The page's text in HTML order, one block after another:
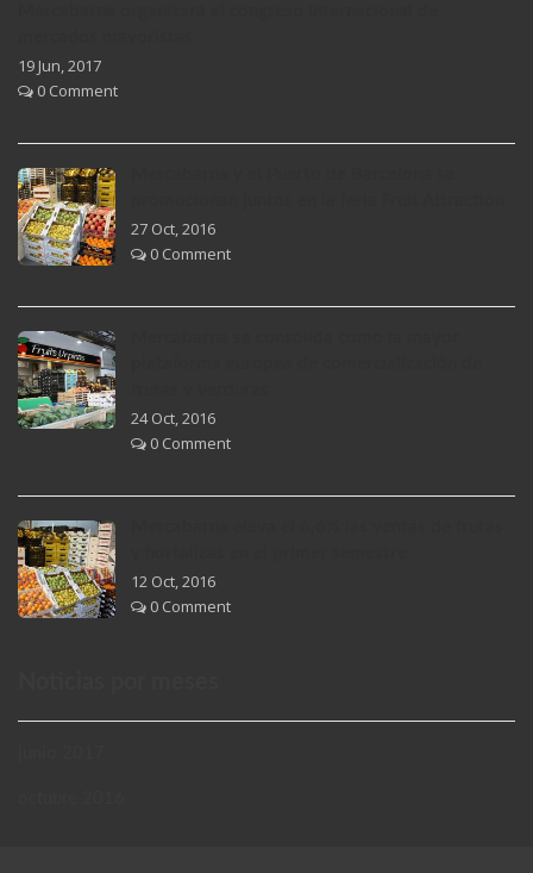
19 Jun, 2017
0 Comment
27 Oct, 2016
0 Comment
24 Oct, 2016
0 Comment
12 Oct, 2016
0 Comment